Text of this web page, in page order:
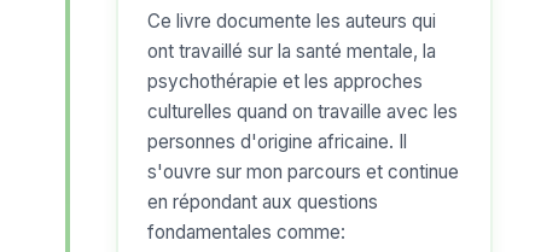
Ce livre documente les auteurs qui
ont travaillé sur la santé mentale, la
psychothérapie et les approches
culturelles quand on travaille avec les
personnes d'origine africaine. Il
s'ouvre sur mon parcours et continue
en répondant aux questions
fondamentales comme: